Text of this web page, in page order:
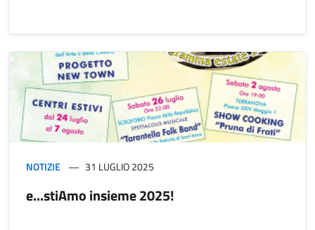
NOTIZIE 31 LUGLIO 2025
e...stiAmo insieme 2025!